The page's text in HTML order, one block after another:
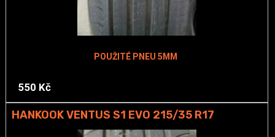
POUŽITÉ PNEU 5MM
550 Kč
HANKOOK VENTUS S1 EVO 215/35 R17